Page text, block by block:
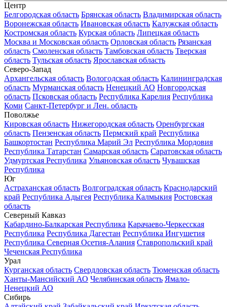
Центр
Белгородская область Брянская область Владимирская область
Воронежская область Ивановская область Калужская область
Костромская область Курская область Липецкая область
Москва и Московская область Орловская область Рязанская
область Смоленская область Тамбовская область Тверская
область Тульская область Ярославская область
Северо-Запад
Архангельская область Вологодская область Калининградская
область Мурманская область Ненецкий АО Новгородская
область Псковская область Республика Карелия Республика
Коми Санкт-Петербург и Лен. область
Поволжье
Кировская область Нижегородская область Оренбургская
область Пензенская область Пермский край Республика
Башкортостан Республика Марий Эл Республика Мордовия
Республика Татарстан Самарская область Саратовская область
Удмуртская Республика Ульяновская область Чувашская
Республика
Юг
Астраханская область Волгоградская область Краснодарский
край Республика Адыгея Республика Калмыкия Ростовская
область
Северный Кавказ
Кабардино-Балкарская Республика Карачаево-Черкесская
Республика Республика Дагестан Республика Ингушетия
Республика Северная Осетия-Алания Ставропольский край
Чеченская Республика
Урал
Курганская область Свердловская область Тюменская область
Ханты-Мансийский АО Челябинская область Ямало-
Ненецкий АО
Сибирь